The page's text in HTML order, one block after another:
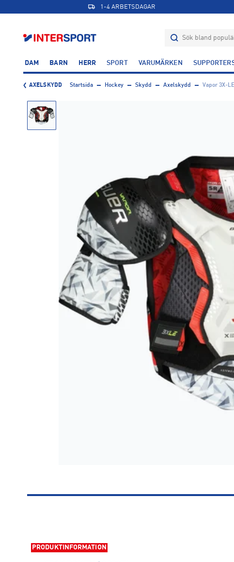
1-4 ARBETSDAGAR
DAM BARN HERR SPORT VARUMÄRKEN
AXELSKYDD Startsida Hockey Skydd Axelskydd Vapor 3X-
PRODUKTINFORMATION